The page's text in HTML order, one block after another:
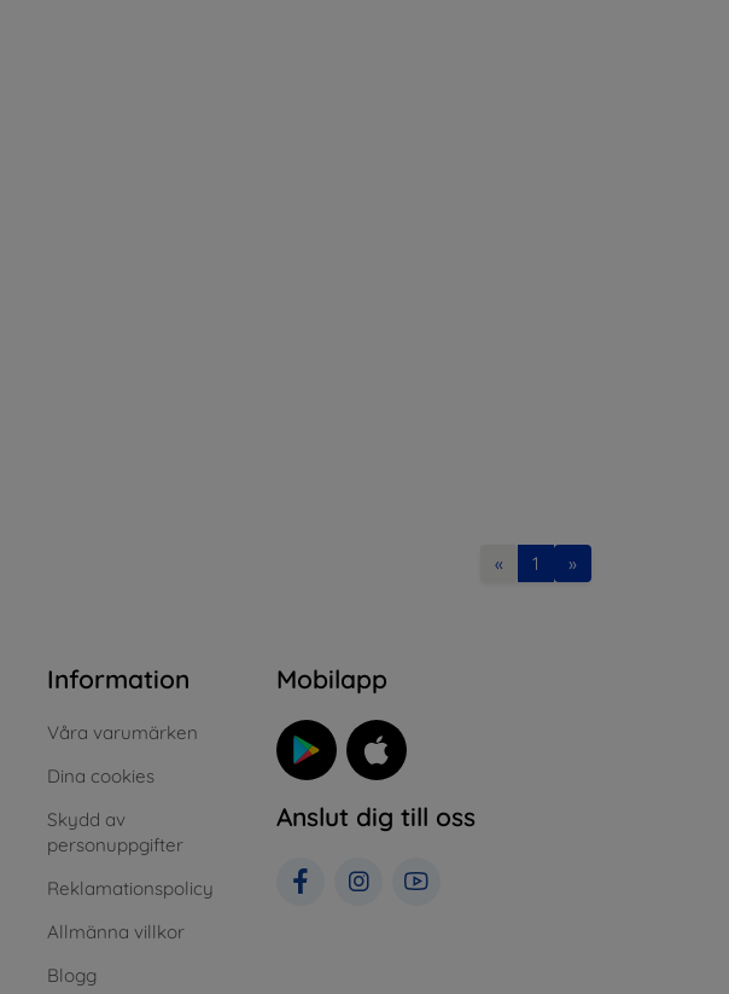
« 1 »
Information
Våra varumärken
Dina cookies
Skydd av
personuppgifter
Reklamationspolicy
Allmänna villkor
Blogg
Mobilapp
Anslut dig till oss